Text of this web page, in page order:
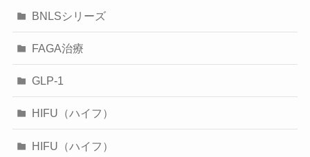
BNLSシリーズ
FAGA治療
GLP-1
HIFU（ハイフ）
HIFU（ハイフ）